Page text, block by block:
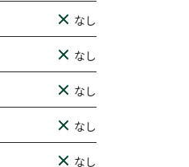
なし
なし
なし
なし
なし